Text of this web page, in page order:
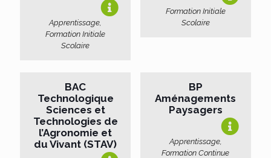
Apprentissage,
Formation Initiale
Scolaire
Formation Initiale
Scolaire
BAC
Technologique
Sciences et
Technologies de
l’Agronomie et
du Vivant (STAV)
BP
Aménagements
Paysagers
Apprentissage,
Formation Continue